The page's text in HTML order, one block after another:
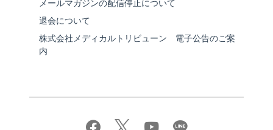
メールマガジンの配信停止について
退会について
株式会社メディカルトリビューン 電子公告のご案
内